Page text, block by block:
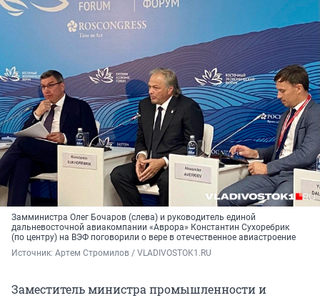
Замминистра Олег Бочаров (слева) и руководитель единой
дальневосточной авиакомпании «Аврора» Константин Сухоребрик
(по центру) на ВЭФ поговорили о вере в отечественное авиастроение
Источник: Артем Стромилов / VLADIVOSTOK1.RU
Заместитель министра промышленности и